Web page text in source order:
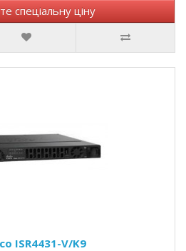
спеціальну ціну
ISR4431-V/K9